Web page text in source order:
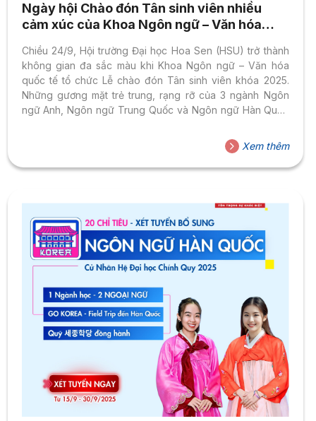
Ngày hội Chào đón Tân sinh viên nhiều
cảm xúc của Khoa Ngôn ngữ – Văn hóa
Chiều 24/9, Hội trường Đại học Hoa Sen (HSU) trở thành
không gian đa sắc màu khi Khoa Ngôn ngữ – Văn hóa
quốc tế tổ chức Lễ chào đón Tân sinh viên khóa 2025.
Những gương mặt trẻ trung, rạng rỡ của 3 ngành Ngôn
ngữ Anh, Ngôn ngữ Trung Quốc và Ngôn ngữ Hàn Quốc
văn hóa giao thoa để mở ra cánh cửa vươn ra thế giới. Lời
chào mừng và niềm tự hào Trong lời phát biểu chào
mừng, cô Trần Thị Cẩm...
Xem thêm